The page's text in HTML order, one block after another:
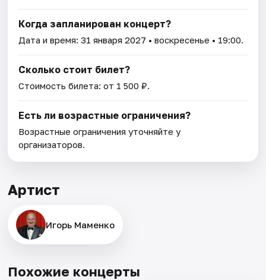
Когда запланирован концерт?
Дата и время:31 января 2027 • воскресенье • 19:00.
Сколько стоит билет?
Стоимость билета: от 1 500 ₽.
Есть ли возрастные ограничения?
Возрастные ограничения уточняйте у
организаторов.
Артист
Игорь Маменко
Похожие концерты